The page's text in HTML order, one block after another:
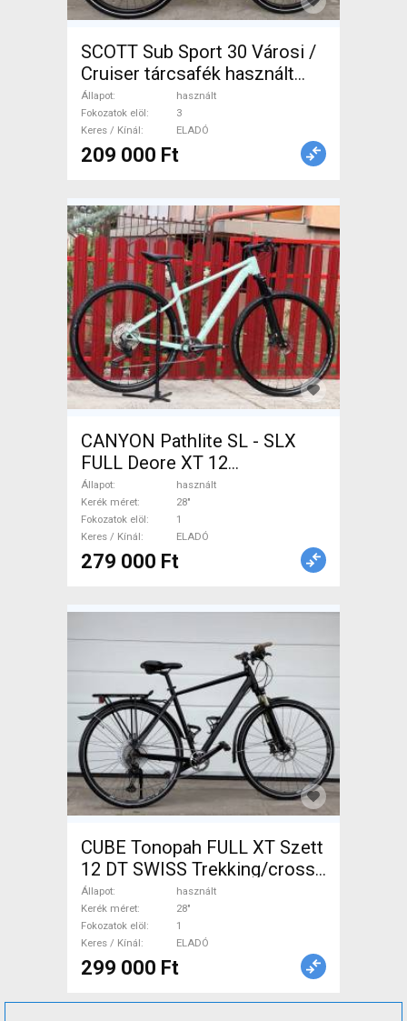
SCOTT Sub Sport 30 Városi /
Cruiser tárcsafék használt
ELADÓ
Állapot
használt
Fokozatok elöl
3
Keres / Kínál
ELADÓ
209 000 Ft
CANYON Pathlite SL - SLX
FULL Deore XT 12
Trekking/cross tárcsafék
használt ELADÓ
Állapot
használt
Kerék méret
28"
Fokozatok elöl
1
Keres / Kínál
ELADÓ
279 000 Ft
CUBE Tonopah FULL XT Szett
12 DT SWISS Trekking/cross
tárcsafék használt ELADÓ
Állapot
használt
Kerék méret
28"
Fokozatok elöl
1
Keres / Kínál
ELADÓ
299 000 Ft